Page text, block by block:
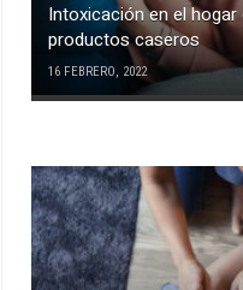
Intoxicación en el
productos caseros
16 FEBRERO, 2022